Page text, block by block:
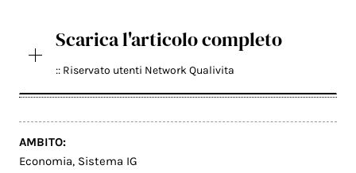
Scarica l'articolo completo
:: Riservato utenti Network Qualivita
AMBITO:
Economia, Sistema IG